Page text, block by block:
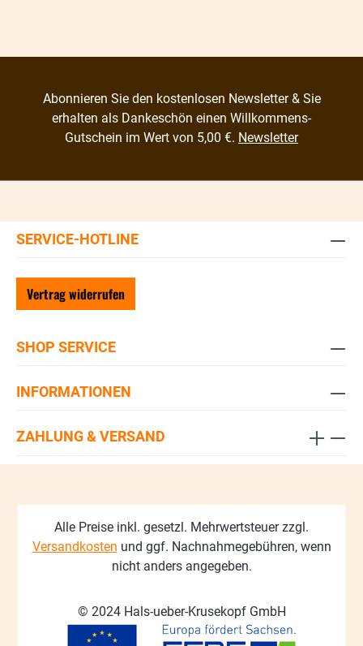
Abonnieren Sie den kostenlosen Newsletter & Sie
erhalten als Dankeschön einen Willkommens-
Gutschein im Wert von 5,00 €. Newsletter
SERVICE-HOTLINE
Vertrag widerrufen
SHOP SERVICE
INFORMATIONEN
ZAHLUNG & VERSAND
Alle Preise inkl. gesetzl. Mehrwertsteuer zzgl.
Versandkosten und ggf. Nachnahmegebühren, wenn
nicht anders angegeben.
© 2024 Hals-ueber-Krusekopf GmbH